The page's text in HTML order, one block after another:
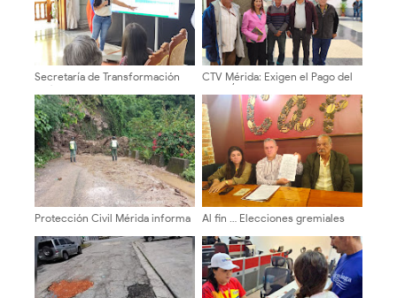
Secretaría de Transformación
Política evaluó gestión
semestral en Mérida
CTV Mérida: Exigen el Pago del
Bono Único Vacacional para
Trabajadores de la Gobernación
Protección Civil Mérida informa
Páramo
Al fin … Elecciones gremiales
del Colegio de Abogados de
Mérida